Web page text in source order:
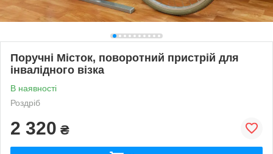
Поручні Місток, поворотний пристрій для
інвалідного візка
В наявності
Роздріб
2 320 ₴